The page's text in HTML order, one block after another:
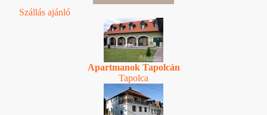
Szállás ajánló
Apartmanok Tapolcán
Tapolca